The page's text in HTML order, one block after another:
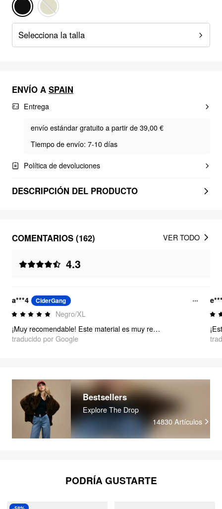
Selecciona la talla
ENVÍO A SPAIN
Entrega
envío estándar gratuito a partir de 39,00 €
Tiempo de envío: 7-10 días
Política de devoluciones
DESCRIPCIÓN DEL PRODUCTO
COMENTARIOS (162)
4.3
VER TODO
a***4 CiderGang
Negro/XL
¡Muy recomendable! Este material es muy resistente y de gran calidad. Mido 1,55 m, peso entre 75 y 77 kg y uso una talla 34DD.
traducido por Google
Bestsellers
Explore The Drop
14830 Artículos
PODRÍA GUSTARTE